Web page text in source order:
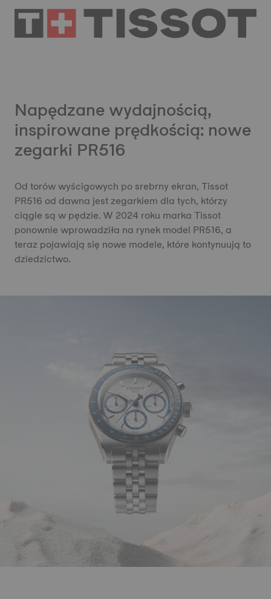
Napędzane wydajnością,
inspirowane prędkością: nowe
zegarki PR516
Od torów wyścigowych po srebrny ekran, Tissot
PR516 od dawna jest zegarkiem dla tych, którzy
ciągle są w pędzie. W 2024 roku marka Tissot
ponownie wprowadziła na rynek model PR516, a
teraz pojawiają się nowe modele, które kontynuują to
dziedzictwo.